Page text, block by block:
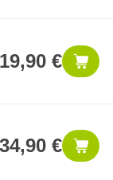
19,90 €
34,90 €